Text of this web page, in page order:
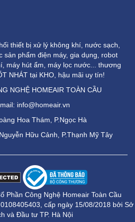
thiết bị xử lý không khí, nước sạch,
sản phẩm điện máy, gia dụng, robot
máy hút ẩm, máy lọc nước... thương
NHÁT tại KHO, hậu mãi uy tín!
NGHỆ HOMEAIR TOÀN CẦU
info@homeair.vn
Hoa Thám, P.Ngọc Hà
Hữu Cảnh, P.Thạnh Mỹ Tây
Phần Công Nghệ Homeair Toàn Cầu
cấp ngày 15/08/2018 bởi Sở
và Đầu tư TP. Hà Nội